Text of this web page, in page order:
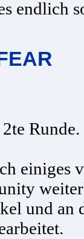
endlich
Runde.
einiges
und an